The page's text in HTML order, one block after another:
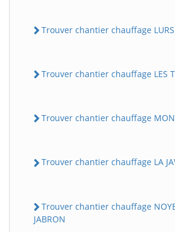
Trouver chantier chauffage LURS
Trouver chantier chauffage LES
Trouver chantier chauffage
Trouver chantier chauffage LA
Trouver chantier chauffage
JABRON